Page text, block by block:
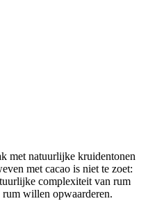
met natuurlijke kruidentonen
met cacao is niet te zoet:
complexiteit van rum
willen opwaarderen.